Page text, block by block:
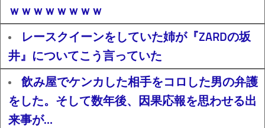
ｗｗｗｗｗｗｗｗ
レースクイーンをしていた姉が『ZARDの坂
井』についてこう言っていた
飲み屋でケンカした相手をコロした男の弁護
をした。そして数年後、因果応報を思わせる出
来事が…